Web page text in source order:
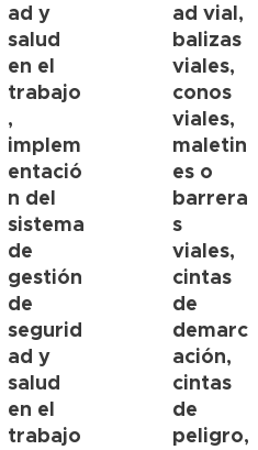
ad y
salud
en el
trabajo
,
implem
entació
n del
sistema
de
gestión
de
segurid
ad y
salud
en el
trabajo
ad vial,
balizas
viales,
conos
viales,
maletin
es o
barrera
s
viales,
cintas
de
demarc
ación,
cintas
de
peligro,